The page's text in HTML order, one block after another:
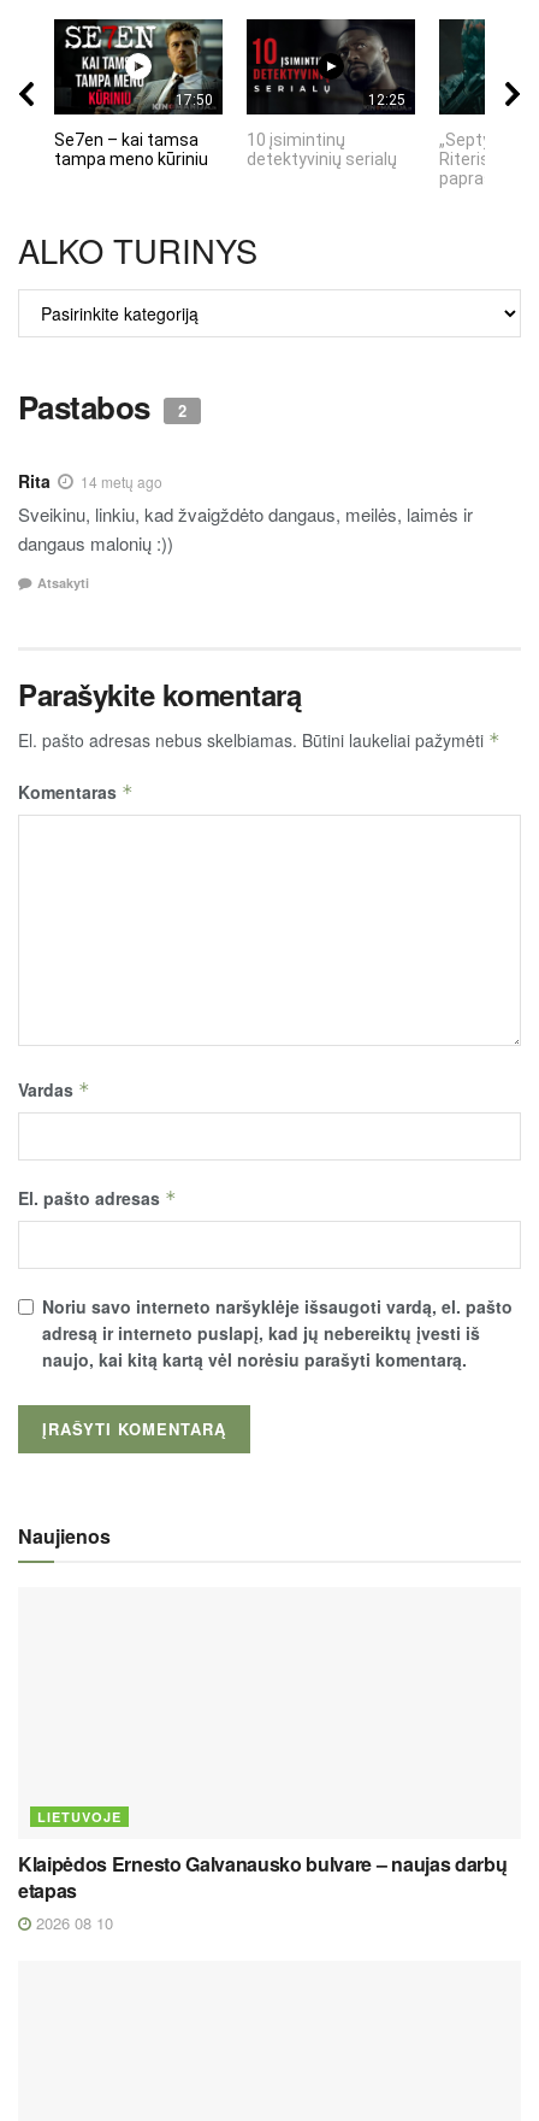
17:50
Se7en – kai tamsa
tampa meno kūriniu
12:25
10 įsimintinų
detektyvinių serialų
„Septynių
Riteris" – kai
ALKO TURINYS
TURINYS
Pastabos 2
Rita 14 metų ago
Sveikinu, linkiu, kad žvaigždėto dangaus, meilės, laimės ir
dangaus malonių :))
Atsakyti
Parašykite komentarą
El. pašto adresas nebus skelbiamas. Būtini laukeliai pažymėti *
Komentaras *
Vardas *
El. pašto adresas *
Noriu savo interneto naršyklėje išsaugoti vardą, el. pašto
adresą ir interneto puslapį, kad jų nebereiktų įvesti iš
naujo, kai kitą kartą vėl norėsiu parašyti komentarą.
Naujienos
LIETUVOJE
Klaipėdos Ernesto Galvanausko bulvare – naujas darbų
etapas
2026 08 10